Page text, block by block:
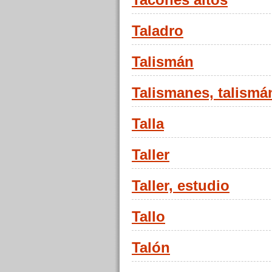
Taladro
Talismán
Talismanes,
Talla
Taller
Taller, estudio
Tallo
Talón